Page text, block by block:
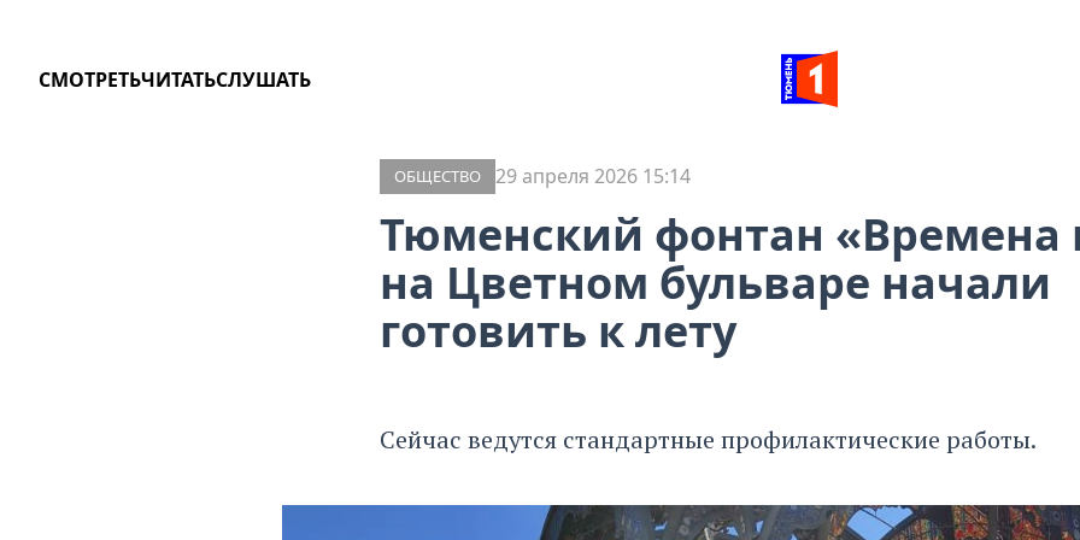
СМОТРЕТЬЧИТАТЬСЛУШАТЬ
ОБЩЕСТВО 29 апреля 2026 15:14
Тюменский фонтан «Времена
на Цветном бульваре начали
готовить к лету
Сейчас ведутся стандартные профилактические работы.